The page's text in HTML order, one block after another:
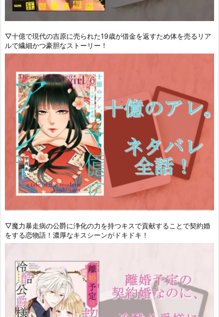
▽十億で現代の吉原に売られた19歳が借金を返すため体を売るリア
ルで繊細かつ豪胆なストーリー！
▽魔力暴走病の公爵に浄化の力を持つキスで貢献することで契約婚
をする恋物語！濃厚なキスシーンがドキドキ！